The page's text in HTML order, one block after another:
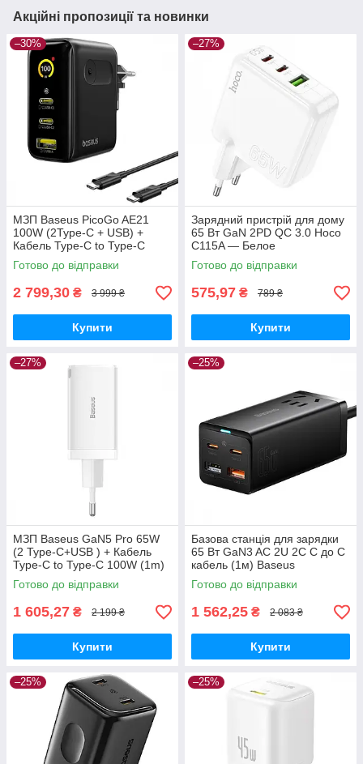
Акційні пропозиції та новинки
–30%
МЗП Baseus PicoGo AE21
100W (2Type-C + USB) +
Кабель Type-C to Type-C
100W (1.5m) black
Готово до відправки
2 799,30 ₴ 3 999 ₴
Купити
–27%
Зарядний пристрій для дому
65 Вт GaN 2PD QC 3.0 Hoco
C115A — Белое
Готово до відправки
575,97 ₴ 789 ₴
Купити
–27%
МЗП Baseus GaN5 Pro 65W
(2 Type-С+USB ) + Кабель
Type-C to Type-C 100W (1m)
white
Готово до відправки
1 605,27 ₴ 2 199 ₴
Купити
–25%
Базова станція для зарядки
65 Вт GaN3 AC 2U 2C C до C
кабель (1м) Baseus
(PSZM000001) Чорний
Готово до відправки
1 562,25 ₴ 2 083 ₴
Купити
–25% –25%